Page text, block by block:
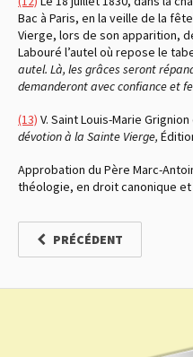
Bac à Paris, en la veille de la
Vierge, lors de son apparition,
Labouré l’autel où repose le
autel. Là, les grâces seront
demanderont avec confiance et
(13) V. Saint Louis-Marie
dévotion à la Sainte Vierge,
Approbation du Père Marc-
théologie, en droit canonique
PRÉCÉDENT